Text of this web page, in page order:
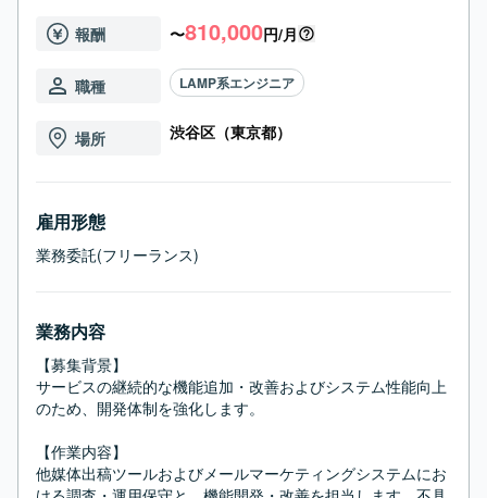
報酬 〜810,000円/月
職種 LAMP系エンジニア
場所 渋谷区（東京都）
雇用形態
業務委託(フリーランス)
業務内容
【募集背景】
サービスの継続的な機能追加・改善およびシステム性能向上
のため、開発体制を強化します。
【作業内容】
他媒体出稿ツールおよびメールマーケティングシステムにお